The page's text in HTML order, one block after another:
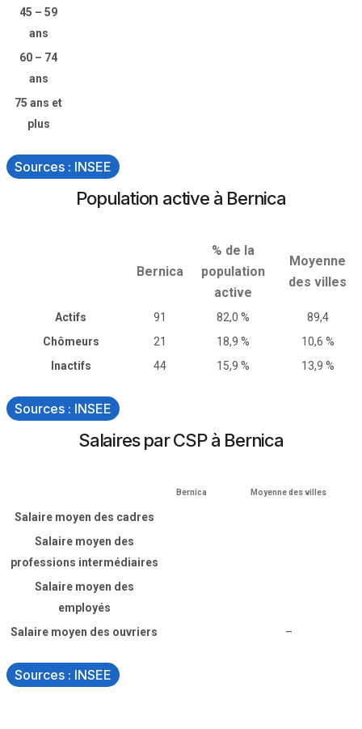
45 – 59
ans
60 – 74
ans
75 ans et
plus
Sources : INSEE
Population active à Bernica
Bernica
% de la
population
active
Moyenne
des villes
Actifs 91 82,0 %
89,4
Chômeurs
21 18,9 %
10,6 %
Inactifs
44 15,9 % 13,9 %
Sources : INSEE
Salaires par CSP à Bernica
Bernica Moyenne des villes
Salaire moyen des cadres
Salaire moyen des
professions intermédiaires
Salaire moyen des
employés
Salaire moyen des ouvriers
–
Sources : INSEE